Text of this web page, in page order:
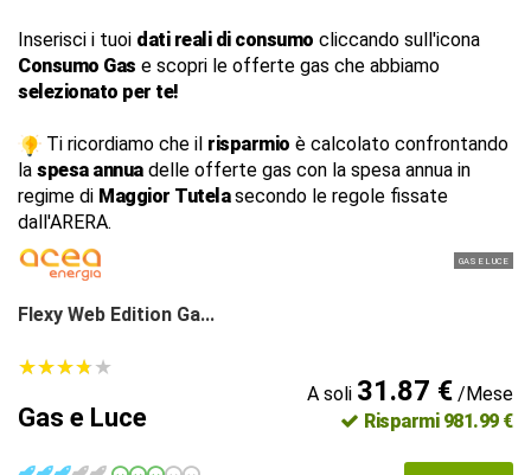
Inserisci i tuoi dati reali di consumo cliccando sull'icona
Consumo Gas e scopri le offerte gas che abbiamo
selezionato per te!
Ti ricordiamo che il risparmio è calcolato confrontando
la spesa annuadelle offerte gas con la spesa annua in
regime di Maggior Tutelasecondo le regole fissate
dall'ARERA.
GAS E LUCE
Flexy Web Edition Ga...
★★★★★
★★★★★
Gas e Luce
A soli 31.87 €/Mese
Risparmi 981.99 €